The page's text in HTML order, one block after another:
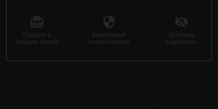
Подарок в
каждом заказе
Безопасный
способ оплаты
Доставка
задержана